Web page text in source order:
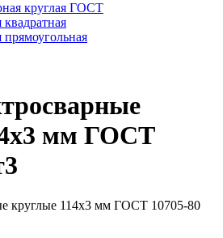
круглая ГОСТ
мм ГОСТ